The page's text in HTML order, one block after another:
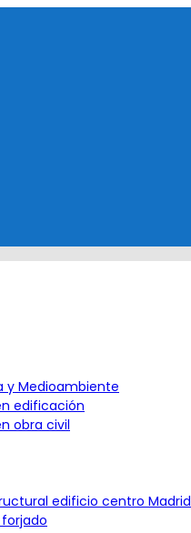
y Medioambiente
edificación
obra civil
edificio centro Madrid